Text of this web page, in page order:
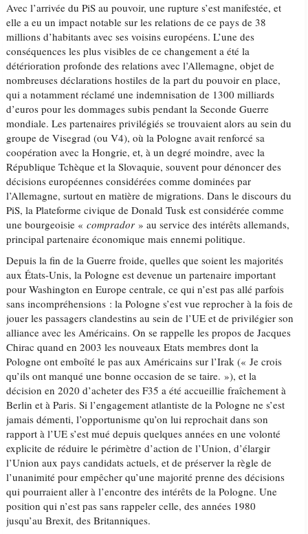
Avec l’arrivée du PiS au pouvoir, une rupture s’est manifestée, et
elle a eu un impact notable sur les relations de ce pays de 38
millions d’habitants avec ses voisins européens. L’une des
conséquences les plus visibles de ce changement a été la
détérioration profonde des relations avec l’Allemagne, objet de
nombreuses déclarations hostiles de la part du pouvoir en place,
qui a notamment réclamé une indemnisation de 1300 milliards
d’euros pour les dommages subis pendant la Seconde Guerre
mondiale. Les partenaires privilégiés se trouvaient alors au sein du
groupe de Visegrad (ou V4), où la Pologne avait renforcé sa
coopération avec la Hongrie, et, à un degré moindre, avec la
République Tchèque et la Slovaquie, souvent pour dénoncer des
décisions européennes considérées comme dominées par
l’Allemagne, surtout en matière de migrations. Dans le discours du
PiS, la Plateforme civique de Donald Tusk est considérée comme
une bourgeoisie «comprador » au service des intérêts allemands,
principal partenaire économique mais ennemi politique.
Depuis la fin de la Guerre froide, quelles que soient les majorités
aux États-Unis, la Pologne est devenue un partenaire important
pour Washington en Europe centrale, ce qui n’est pas allé parfois
sans incompréhensions : la Pologne s’est vue reprocher à la fois de
jouer les passagers clandestins au sein de l’UE et de privilégier son
alliance avec les Américains. On se rappelle les propos de Jacques
Chirac quand en 2003 les nouveaux Etats membres dont la
Pologne ont emboîté le pas aux Américains sur l’Irak (« Je crois
qu’ils ont manqué une bonne occasion de se taire. »), et la
décision en 2020 d’acheter des F35 a été accueillie fraîchement à
Berlin et à Paris. Si l’engagement atlantiste de la Pologne ne s’est
jamais démenti, l’opportunisme qu’on lui reprochait dans son
rapport à l’UE s’est mué depuis quelques années en une volonté
explicite de réduire le périmètre d’action de l’Union, d’élargir
l’Union aux pays candidats actuels, et de préserver la règle de
l’unanimité pour empêcher qu’une majorité prenne des décisions
qui pourraient aller à l’encontre des intérêts de la Pologne. Une
position qui n’est pas sans rappeler celle, des années 1980
jusqu’au Brexit, des Britanniques.